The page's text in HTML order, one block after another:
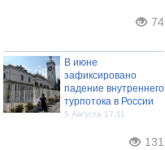
74
В июне
зафиксировано
падение внутреннего
турпотока в России
5 Августа 17:11
131